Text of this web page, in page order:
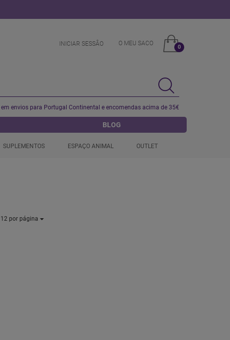
INICIAR SESSÂO O MEU SACO
0
em envios para Portugal Continental e encomendas acima de 35€
BLOG
SUPLEMENTOS ESPAÇO ANIMAL OUTLET
12por página